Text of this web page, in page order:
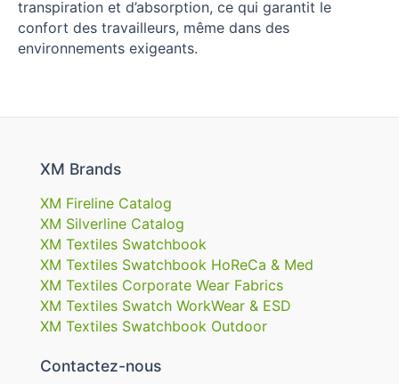
transpiration et d’absorption, ce qui garantit le
confort des travailleurs, même dans des
environnements exigeants.
XM Brands
XM Fireline Catalog
XM Silverline Catalog
XM Textiles Swatchbook
XM Textiles Swatchbook HoReCa & Med
XM Textiles Corporate Wear Fabrics
XM Textiles Swatch WorkWear & ESD
XM Textiles Swatchbook Outdoor
Contactez-nous